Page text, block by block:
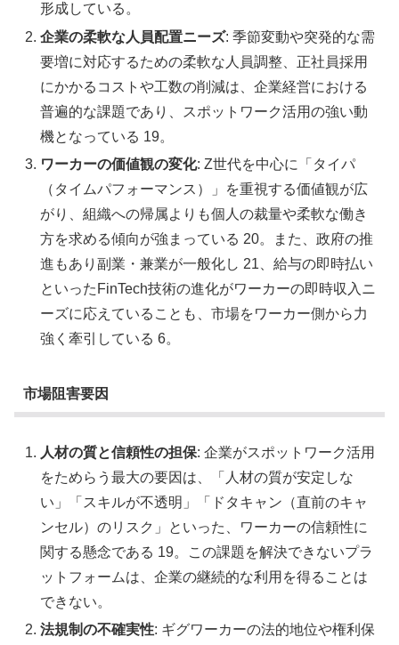
形成している。
企業の柔軟な人員配置ニーズ: 季節変動や突発的な需
要増に対応するための柔軟な人員調整、正社員採用
にかかるコストや工数の削減は、企業経営における
普遍的な課題であり、スポットワーク活用の強い動
機となっている 19。
ワーカーの価値観の変化: Z世代を中心に「タイパ
（タイムパフォーマンス）」を重視する価値観が広
がり、組織への帰属よりも個人の裁量や柔軟な働き
方を求める傾向が強まっている 20。また、政府の推
進もあり副業・兼業が一般化し 21、給与の即時払い
といったFinTech技術の進化がワーカーの即時収入ニ
ーズに応えていることも、市場をワーカー側から力
強く牽引している 6。
市場阻害要因
人材の質と信頼性の担保: 企業がスポットワーク活用
をためらう最大の要因は、「人材の質が安定しな
い」「スキルが不透明」「ドタキャン（直前のキャ
ンセル）のリスク」といった、ワーカーの信頼性に
関する懸念である 19。この課題を解決できないプラ
ットフォームは、企業の継続的な利用を得ることは
できない。
法規制の不確実性: ギグワーカーの法的地位や権利保